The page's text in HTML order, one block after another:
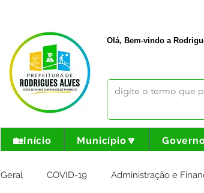
Olá, Bem-vindo a
🏡Início Município🔽
Geral COVID-19 Administração e